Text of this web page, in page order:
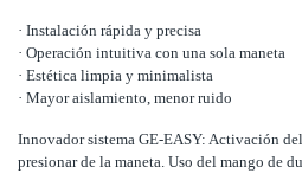
· Instalación rápida y precisa
· Operación intuitiva con una sola maneta
· Estética limpia y minimalista
· Mayor aislamiento, menor ruido
Innovador sistema GE-EASY: Activación
presionar de la maneta. Uso del mango de